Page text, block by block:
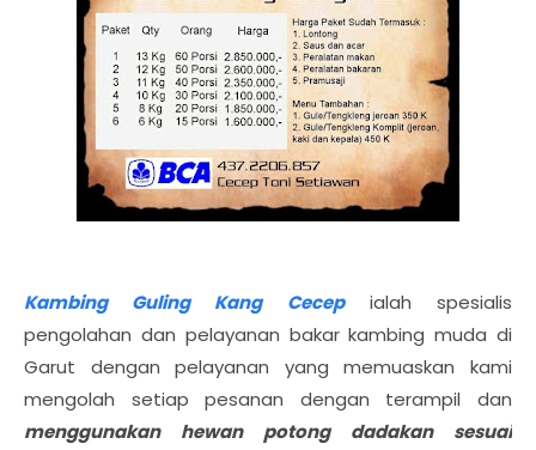
Kambing Guling Kang Cecepialah spesialis
pengolahan dan pelayanan bakar kambing muda di
Garut dengan pelayanan yang memuaskan kami
mengolah setiap pesanan dengan terampil dan
menggunakan hewan potong dadakan sesuai